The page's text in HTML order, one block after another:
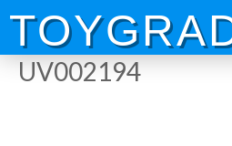
Skip
content
UV002194